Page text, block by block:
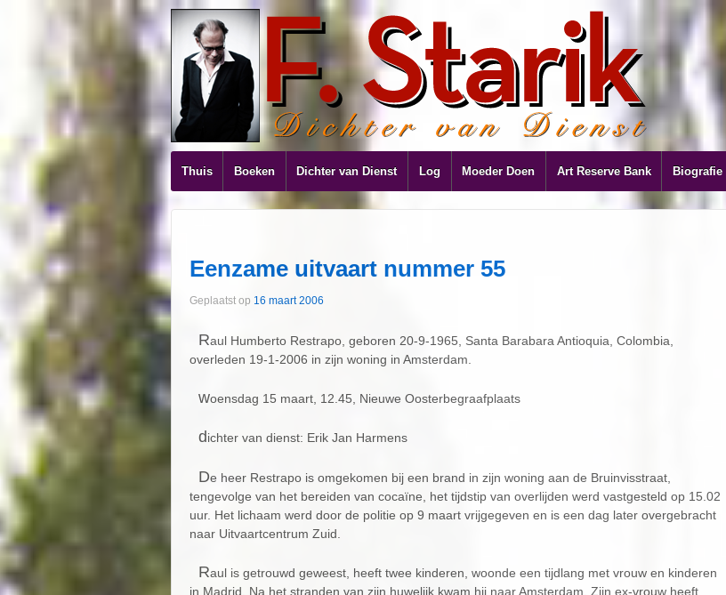
Thuis Boeken Dichter van Dienst Log Moeder Doen Art Reserve Bank Biografie
Eenzame uitvaart nummer 55
Geplaatst op 16 maart 2006
Raul Humberto Restrapo, geboren 20-9-1965, Santa Barabara Antioquia, Colombia,
overleden 19-1-2006 in zijn woning in Amsterdam.
woensdag 15 maart, 12.45, Nieuwe Oosterbegraafplaats
dichter van dienst: Erik Jan Harmens
De heer Restrapo is omgekomen bij een brand in zijn woning aan de Bruinvisstraat,
tengevolge van het bereiden van cocaïne, het tijdstip van overlijden werd vastgesteld op 15.02
uur. Het lichaam werd door de politie op 9 maart vrijgegeven en is een dag later overgebracht
naar Uitvaartcentrum Zuid.
Raul is getrouwd geweest, heeft twee kinderen, woonde een tijdlang met vrouw en kinderen
in Madrid. Na het stranden van zijn huwelijk kwam hij naar Amsterdam. Zijn ex-vrouw heeft